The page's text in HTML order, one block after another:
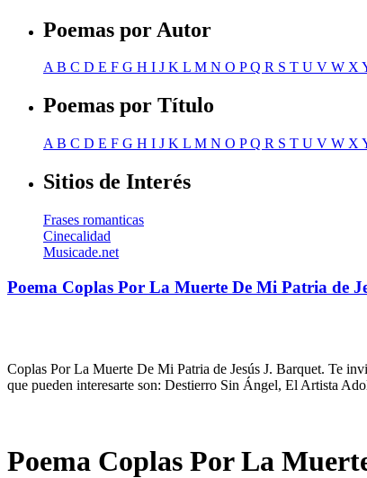
Poemas por Autor
AB C D E F G H I J K L M N O PQ R S T U V W X
Poemas por Título
A B C D E F G H I J K L M N O PQ R S T U V W X
Sitios de Interés
Frases romanticas
Cinecalidad
Musicade.net
Poema Coplas Por La Muerte De Mi Patria de
Coplas Por La Muerte De Mi Patria de Jesús J. Barquet. Te
que pueden interesarte son: Destierro Sin Ángel, El Artista
Poema Coplas Por La